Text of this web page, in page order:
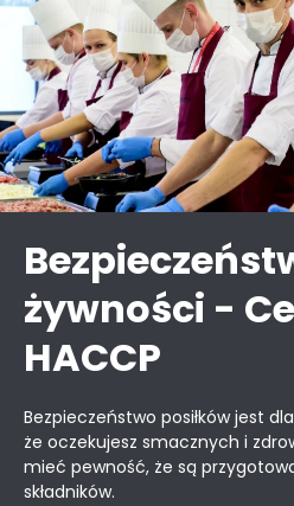
żywności -
HACCP
Bezpieczeństwo posiłków jest
że oczekujesz smacznych i
mieć pewność, że są
składników.